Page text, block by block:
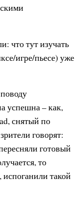
что тут изучать
игре/пьесе) уже
успешна – как,
снятый по
говорят:
готовый
то
такой